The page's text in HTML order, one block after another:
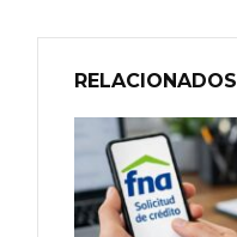
RELACIONADOS